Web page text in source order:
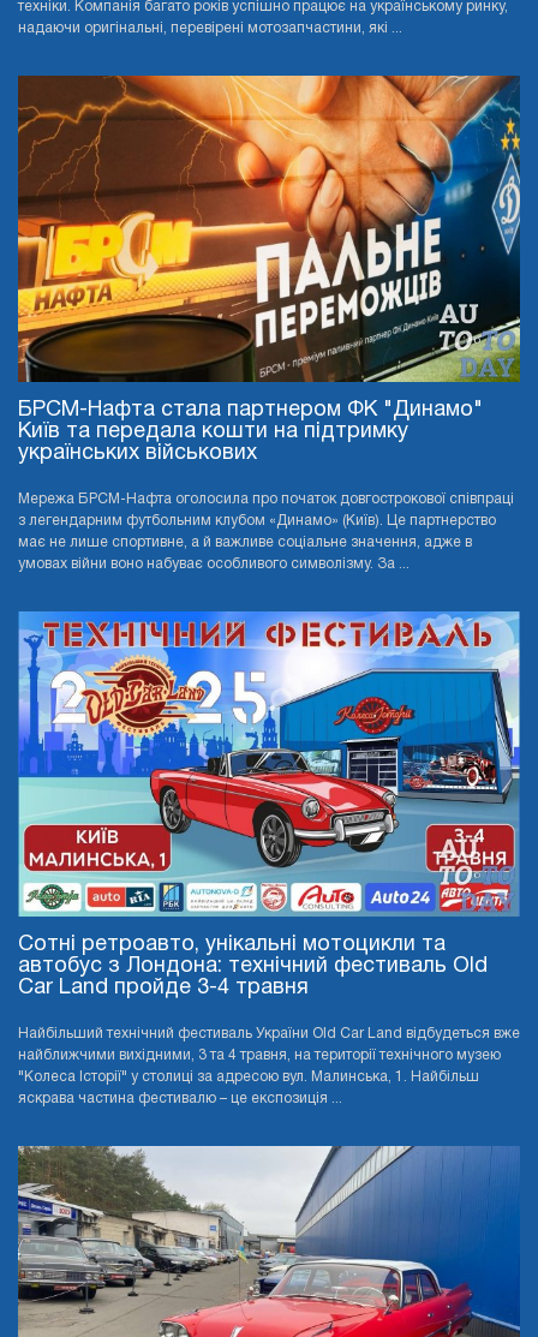
техніки. Компанія багато років успішно працює на українському ринку,
надаючи оригінальні, перевірені мотозапчастини, які ...
БРСМ-Нафта стала партнером ФК "Динамо"
Київ та передала кошти на підтримку
українських військових
Мережа БРСМ-Нафта оголосила про початок довгострокової співпраці
з легендарним футбольним клубом «Динамо» (Київ). Це партнерство
має не лише спортивне, а й важливе соціальне значення, адже в
умовах війни воно набуває особливого символізму. За ...
Сотні ретроавто, унікальні мотоцикли та
автобус з Лондона: технічний фестиваль Old
Car Land пройде 3-4 травня
Найбільший технічний фестиваль України Old Car Land відбудеться вже
найближчими вихідними, 3 та 4 травня, на території технічного музею
"Колеса Історії" у столиці за адресою вул. Малинська, 1. Найбільш
яскрава частина фестивалю – це експозиція ...